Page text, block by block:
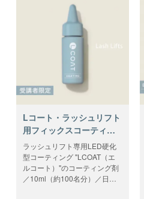
Lコート・ラッシュリフト
用フィックスコーティン
グ
ラッシュリフト専用LED硬化
型コーティング "LCOAT（エ
ルコート）"のコーティング剤
／10ml（約100名分）／日本